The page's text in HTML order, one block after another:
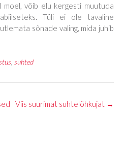
võib elu kergesti muutuda
Tüli ei ole tavaline
sõnade valing, mida juhib
suhted
Viis suurimat suhtelõhkujat →